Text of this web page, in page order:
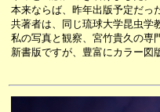
本来ならば、昨年出版予定だっ
共著者は、同じ琉球大学昆虫学
私の写真と観察、宮竹貴久の専
新書版ですが、豊富にカラー図